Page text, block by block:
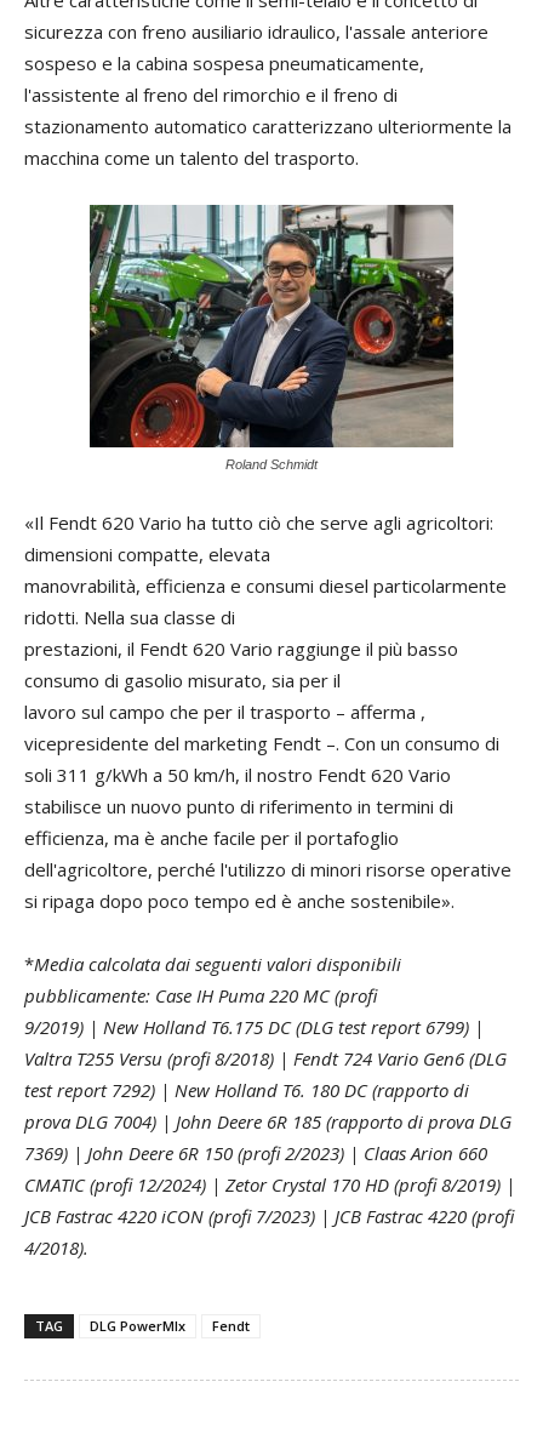
sicurezza con freno ausiliario idraulico, l'assale anteriore
sospeso e la cabina sospesa pneumaticamente,
l'assistente al freno del rimorchio e il freno di
stazionamento automatico caratterizzano ulteriormente la
macchina come un talento del trasporto.
Roland Schmidt
«Il Fendt 620 Vario ha tutto ciò che serve agli agricoltori:
dimensioni compatte, elevata
manovrabilità, efficienza e consumi diesel particolarmente
ridotti. Nella sua classe di
prestazioni, il Fendt 620 Vario raggiunge il più basso
consumo di gasolio misurato, sia per il
lavoro sul campo che per il trasporto – afferma ,
vicepresidente del marketing Fendt –. Con un consumo di
soli 311 g/kWh a 50 km/h, il nostro Fendt 620 Vario
stabilisce un nuovo punto di riferimento in termini di
efficienza, ma è anche facile per il portafoglio
dell'agricoltore, perché l'utilizzo di minori risorse operative
si ripaga dopo poco tempo ed è anche sostenibile».
*Media calcolata dai seguenti valori disponibili
pubblicamente: Case IH Puma 220 MC (profi
9/2019) | New Holland T6.175 DC (DLG test report 6799) |
Valtra T255 Versu (profi 8/2018) | Fendt 724 Vario Gen6 (DLG
test report 7292) | New Holland T6. 180 DC (rapporto di
prova DLG 7004) | John Deere 6R 185 (rapporto di prova DLG
7369) | John Deere 6R 150 (profi 2/2023) | Claas Arion 660
CMATIC (profi 12/2024) | Zetor Crystal 170 HD (profi 8/2019) |
JCB Fastrac 4220 iCON (profi 7/2023) | JCB Fastrac 4220 (profi
4/2018).
TAG DLG PowerMIx Fendt